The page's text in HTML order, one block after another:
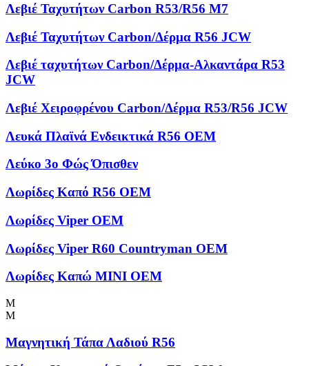
Λεβιέ Ταχυτήτων Carbon R53/R56 M7
Λεβιέ Ταχυτήτων Carbon/Δέρμα R56 JCW
Λεβιέ ταχυτήτων Carbon/Δέρμα-Αλκαντάρα R53
JCW
Λεβιέ Χειροφρένου Carbon/Δέρμα R53/R56 JCW
Λευκά Πλαϊνά Ενδεικτικά R56 OEM
Λεύκο 3ο Φώς Όπισθεν
Λωρίδες Kαπό R56 OEM
Λωρίδες Viper OEM
Λωρίδες Viper R60 Countryman OEM
Λωρίδες Καπώ MINI OEM
Μ
Μ
Μαγνητική Τάπα Λαδιού R56